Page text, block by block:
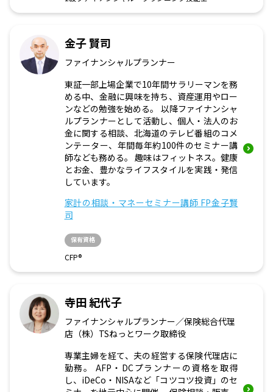
金子 賢司
ファイナンシャルプランナー
東証一部上場企業で10年間サラリーマンを務
める中、金融に興味を持ち、資産運用やロー
ンなどの勉強を始める。 以降ファイナンシャ
ルプランナーとして活動し、個人・法人のお
金に関する相談、北海道のテレビ番組のコメ
ンテーター、年間毎年約100件のセミナー講
師なども務める。 趣味はフィットネス。健康
とお金、豊かなライフスタイルを実践・発信
しています。
家計の相談・マネーセミナー講師 FP金子賢
司
保有資格
CFP®
寺田 紀代子
ファイナンシャルプランナー／保険総合代理
店（株）TSねっとワーク取締役
専業主婦を経て、夫の経営する保険代理店に
勤務。 AFP・DCプランナーの資格を取得
し、iDeCo・NISAなど「コツコツ投資」のセ